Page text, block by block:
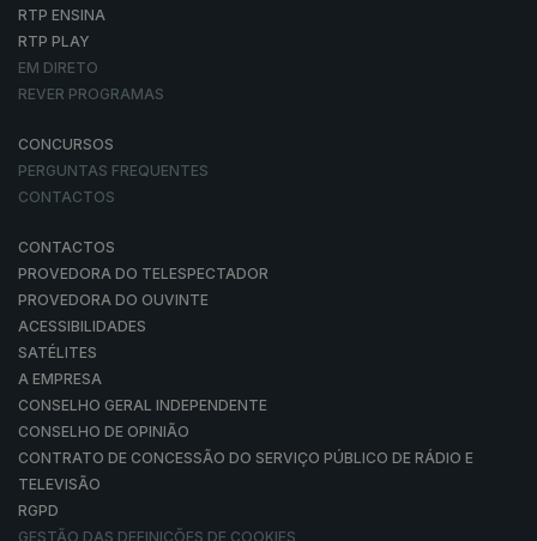
RTP ENSINA
RTP PLAY
EM DIRETO
REVER PROGRAMAS
CONCURSOS
PERGUNTAS FREQUENTES
CONTACTOS
CONTACTOS
PROVEDORA DO TELESPECTADOR
PROVEDORA DO OUVINTE
ACESSIBILIDADES
SATÉLITES
A EMPRESA
CONSELHO GERAL INDEPENDENTE
CONSELHO DE OPINIÃO
CONTRATO DE CONCESSÃO DO SERVIÇO PÚBLICO DE RÁDIO E
TELEVISÃO
RGPD
GESTÃO DAS DEFINIÇÕES DE COOKIES